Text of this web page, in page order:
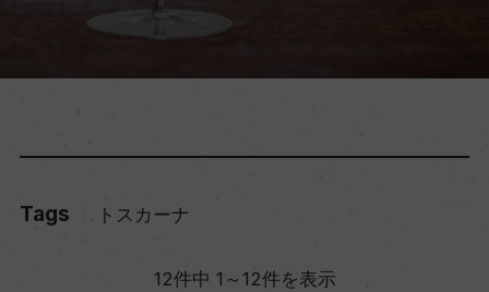
Tags トスカーナ
12件中 1～12件を表示